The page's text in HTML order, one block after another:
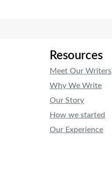
Resources
Meet Our Writers
Why We Write
Our Story
How we started
Our Experience